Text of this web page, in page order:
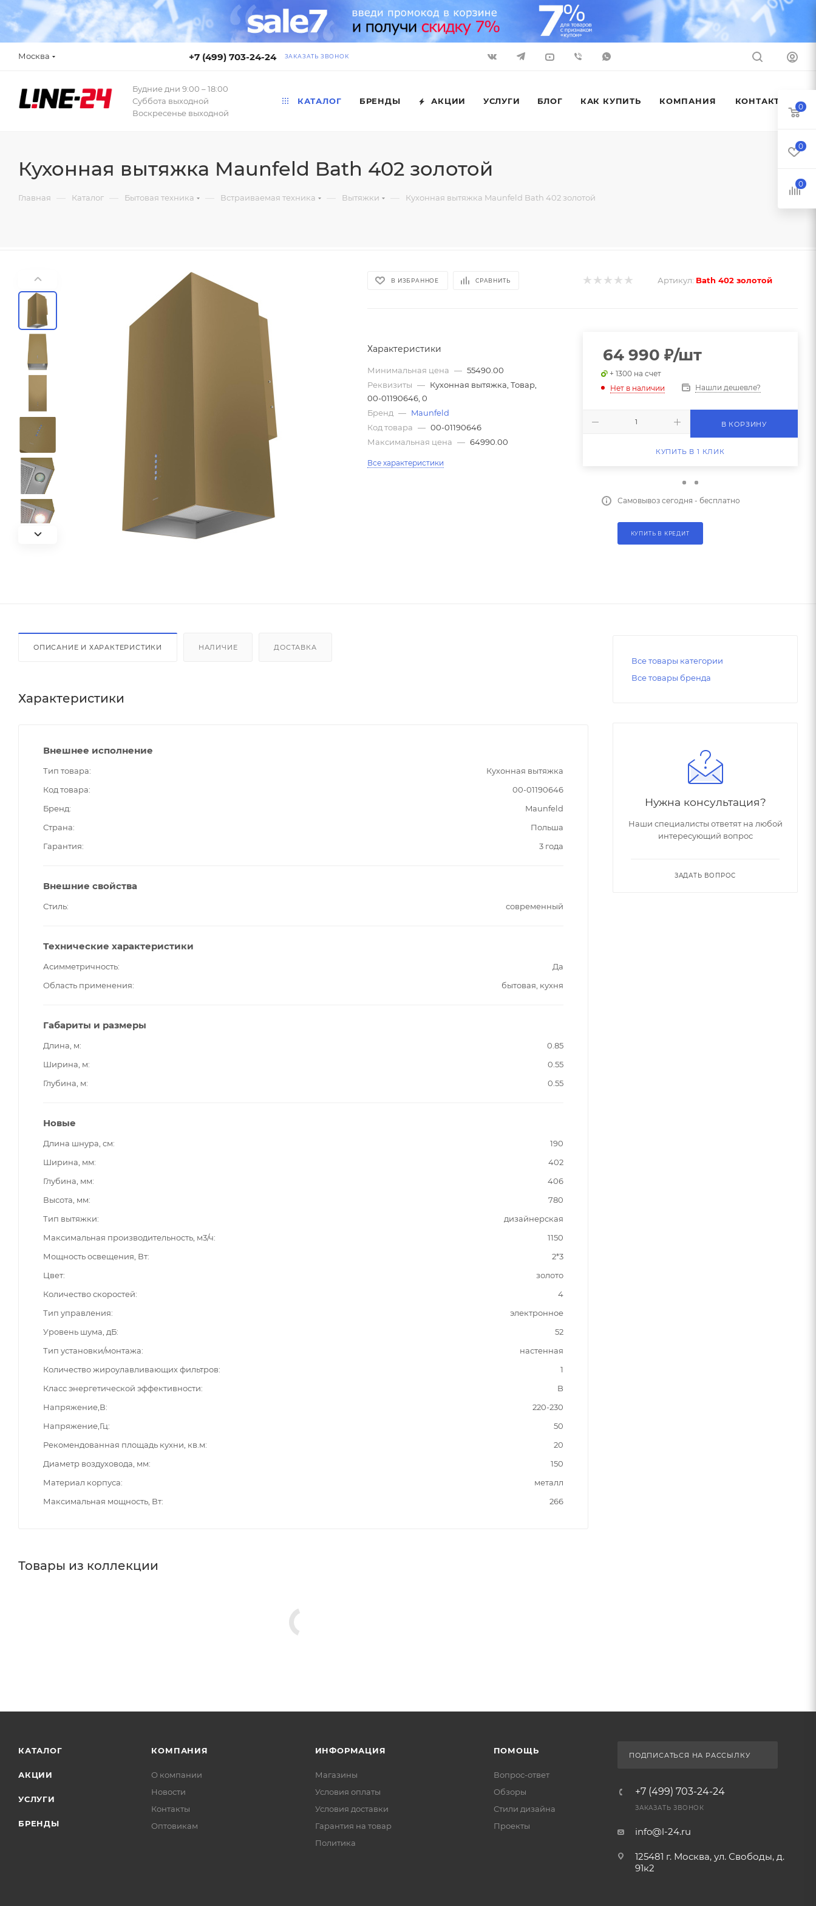
Москва +7 (499) 703-24-24 ЗАКАЗАТЬ ЗВОНОК
Будние дни 9:00 – 18:00
Суббота выходной
Воскресенье выходной
КАТАЛОГ БРЕНДЫ АКЦИИ УСЛУГИ БЛОГ КАК КУПИТЬ КОМПАНИЯ КОНТАКТЫ
Кухонная вытяжка Maunfeld Bath 402 золотой
Главная — Каталог — Бытовая техника — Встраиваемая техника — Вытяжки — Кухонная вытяжка Maunfeld Bath 402 золотой
В ИЗБРАННОЕ СРАВНИТЬ Артикул: Bath 402 золотой
Характеристики
Минимальная цена — 55490.00
Реквизиты — Кухонная вытяжка, Товар,
00-01190646, 0
Бренд — Maunfeld
Код товара — 00-01190646
Максимальная цена — 64990.00
Все характеристики
64 990 ₽/шт
+ 1300 на счет
Нет в наличии
Нашли дешевле?
В КОРЗИНУ
КУПИТЬ В 1 КЛИК
Самовывоз сегодня - бесплатно
КУПИТЬ В КРЕДИТ
ОПИСАНИЕ И ХАРАКТЕРИСТИКИ НАЛИЧИЕ ДОСТАВКА
Характеристики
Внешнее исполнение
Тип товара
Кухонная вытяжка
Код товара
00-01190646
Бренд
Maunfeld
Страна
Польша
Гарантия
3 года
Внешние свойства
Стиль современный
Технические характеристики
Асимметричность
Да
Область применения
бытовая, кухня
Габариты и размеры
Длина, м
0.85
Ширина, м
0.55
Глубина, м
0.55
Новые
Длина шнура, см
190
Ширина, мм
402
Глубина, мм
406
Высота, мм
780
Тип вытяжки
дизайнерская
Максимальная производительность, м3/ч
1150
Мощность освещения, Вт
2*3
Цвет
золото
Количество скоростей
4
Тип управления
электронное
Уровень шума, дБ
52
Тип установки/монтажа
настенная
Количество жироулавливающих фильтров
1
Класс энергетической эффективности
B
Напряжение,В
220-230
Напряжение,Гц
50
Рекомендованная площадь кухни, кв.м
20
Диаметр воздуховода, мм
150
Материал корпуса
металл
Максимальная мощность, Вт
266
Товары из коллекции
Все товары категории
Все товары бренда
Нужна консультация?
Наши специалисты ответят на любой
интересующий вопрос
ЗАДАТЬ ВОПРОС
КАТАЛОГ
АКЦИИ
УСЛУГИ
БРЕНДЫ
КОМПАНИЯ
О компании
Новости
Контакты
Оптовикам
ИНФОРМАЦИЯ
Магазины
Условия оплаты
Условия доставки
Гарантия на товар
Политика
ПОМОЩЬ
Вопрос-ответ
Обзоры
Стили дизайна
Проекты
ПОДПИСАТЬСЯ НА РАССЫЛКУ
+7 (499) 703-24-24
ЗАКАЗАТЬ ЗВОНОК
info@l-24.ru
125481 г. Москва, ул. Свободы, д.
91к2
0
0
0